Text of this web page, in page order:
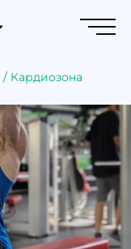
/ Кардиозона